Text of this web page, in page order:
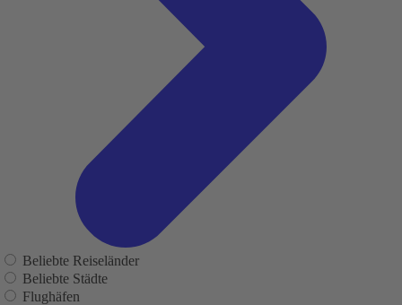
Beliebte Reiseländer
Beliebte Städte
Flughäfen